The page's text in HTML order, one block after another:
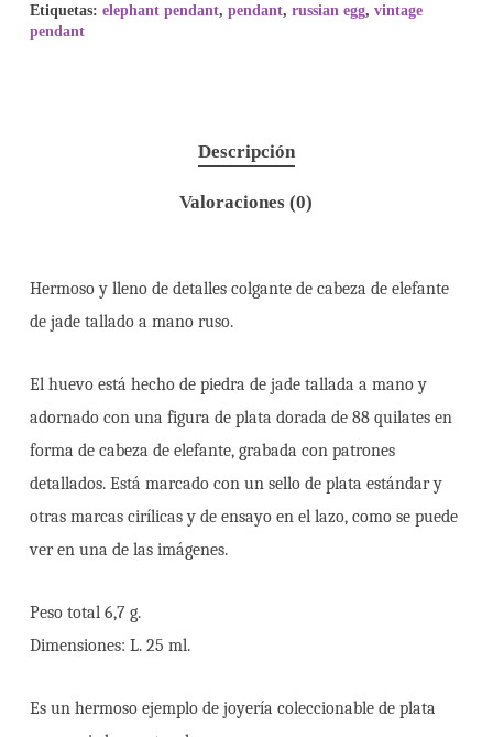
Etiquetas: elephant pendant, pendant, russian egg, vintage
pendant
Descripción
Valoraciones (0)
Hermoso y lleno de detalles colgante de cabeza de elefante
de jade tallado a mano ruso.
El huevo está hecho de piedra de jade tallada a mano y
adornado con una figura de plata dorada de 88 quilates en
forma de cabeza de elefante, grabada con patrones
detallados. Está marcado con un sello de plata estándar y
otras marcas cirílicas y de ensayo en el lazo, como se puede
ver en una de las imágenes.
Peso total 6,7 g.
Dimensiones: L. 25 ml.
Es un hermoso ejemplo de joyería coleccionable de plata